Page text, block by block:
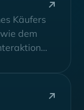
Käufers
dem